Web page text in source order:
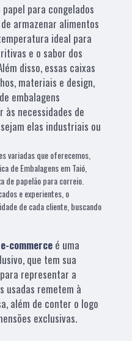
para congelados
armazenar alimentos
ideal para
e o sabor dos
disso, essas caixas
materiais e design,
embalagens
às necessidades de
elas industriais ou
variadas que oferecemos,
de Embalagens em Taió,
de papelão para correio.
e experientes, o
de cada cliente, buscando
commerce é uma
que tem sua
representar a
usadas remetem à
além de conter o logo
exclusivas.